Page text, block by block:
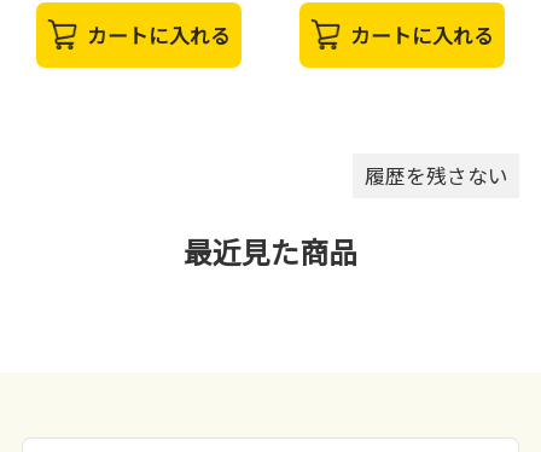
カートに入れる カートに入れる
履歴を残さない
最近見た商品